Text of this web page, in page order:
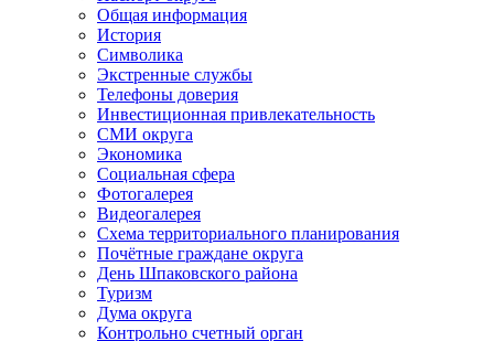
Общая информация
История
Символика
Экстренные службы
Телефоны доверия
Инвестиционная привлекательность
СМИ округа
Экономика
Социальная сфера
Фотогалерея
Видеогалерея
Схема территориального планирования
Почётные граждане округа
День Шпаковского района
Туризм
Дума округа
Контрольно счетный орган